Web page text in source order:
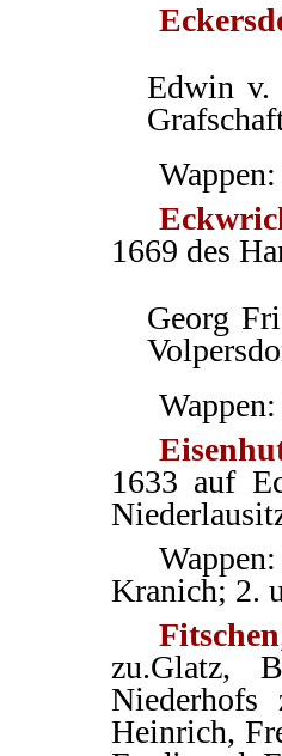
Edwin v.
1669 des
Georg
1633 auf
Kranich; 2.
Fitschen
zu.Glatz,
Niederhofs
Heinrich,